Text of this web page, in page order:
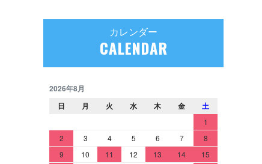
カレンダー
CALENDAR
2026年8月
日
月 火 水 木 金 土
1
2
3 4 5 6 7
8
9
10 11 12 13 14
15